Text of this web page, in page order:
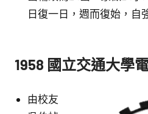
日復一日，週而復始，自
1958 國立交通大學
由校友